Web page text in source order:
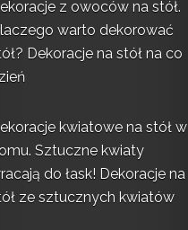
z owoców na stół.
warto dekorować
Dekoracje na stół na co
kwiatowe na stół w
Sztuczne kwiaty
do łask! Dekoracje na
ze sztucznych kwiatów